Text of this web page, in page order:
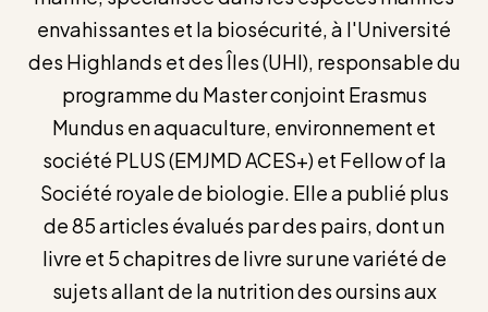
envahissantes et la biosécurité, à l'Université
des Highlands et des Îles (UHI), responsable du
programme du Master conjoint Erasmus
Mundus en aquaculture, environnement et
société PLUS (EMJMD ACES+) et Fellow of la
Société royale de biologie. Elle a publié plus
de 85 articles évalués par des pairs, dont un
livre et 5 chapitres de livre sur une variété de
sujets allant de la nutrition des oursins aux